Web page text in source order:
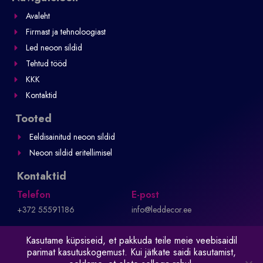
f
Avaleht
Firmast ja tehnoloogiast
Led neoon sildid
Tehtud tööd
KKK
Kontaktid
Tooted
Eeldisainitud neoon sildid
Neoon sildid eritellimisel
Kontaktid
Telefon
+372 55591186
E-post
info@leddecor.ee
Privaatsuspoliitika ja müügitingimused Elizium Disain
Kasutame küpsiseid, et pakkuda teile meie veebisaidil
parimat kasutuskogemust. Kui jätkate saidi kasutamist,